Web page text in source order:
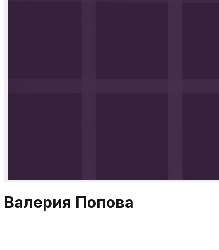
Валерия Попова